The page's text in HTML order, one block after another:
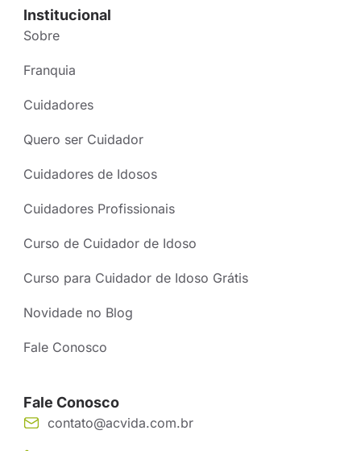
Institucional
Sobre
Franquia
Cuidadores
Quero ser Cuidador
Cuidadores de Idosos
Cuidadores Profissionais
Curso de Cuidador de Idoso
Curso para Cuidador de Idoso Grátis
Novidade no Blog
Fale Conosco
Fale Conosco
contato@acvida.com.br